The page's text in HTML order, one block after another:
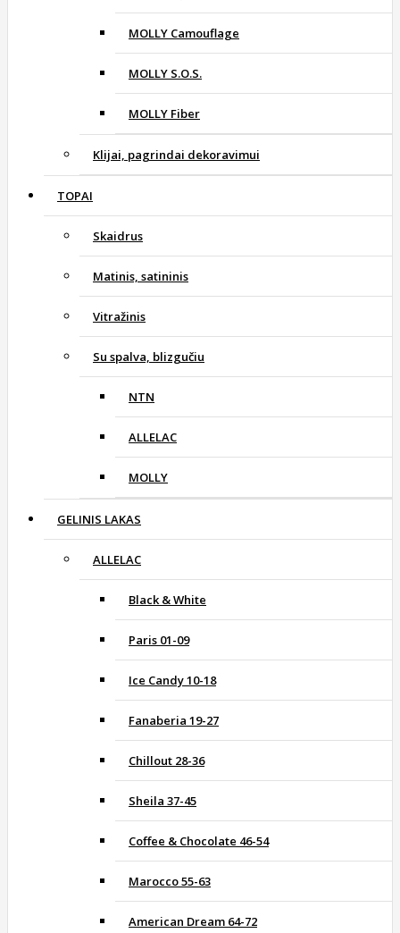
MOLLY Camouflage
MOLLY S.O.S.
MOLLY Fiber
Klijai, pagrindai dekoravimui
TOPAI
Skaidrus
Matinis, satininis
Vitražinis
Su spalva, blizgučiu
NTN
ALLELAC
MOLLY
GELINIS LAKAS
ALLELAC
Black & White
Paris 01-09
Ice Candy 10-18
Fanaberia 19-27
Chillout 28-36
Sheila 37-45
Coffee & Chocolate 46-54
Marocco 55-63
American Dream 64-72